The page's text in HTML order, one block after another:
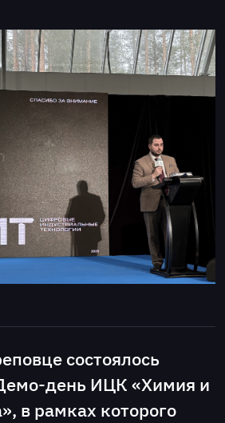
состоялось
день ИЦК «Химия и
в рамках которого